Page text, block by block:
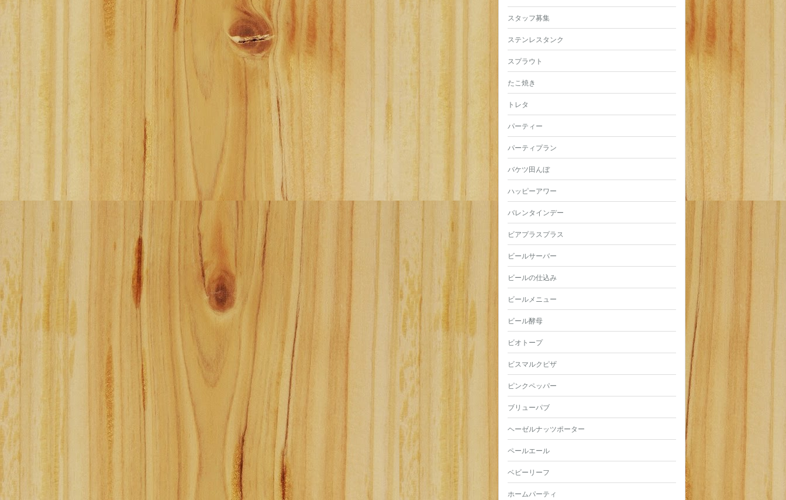
スタッフ募集
ステンレスタンク
スプラウト
たこ焼き
トレタ
パーティー
パーティプラン
バケツ田んぼ
ハッピーアワー
バレンタインデー
ビアプラスプラス
ビールサーバー
ビールの仕込み
ビールメニュー
ビール酵母
ビオトープ
ビスマルクピザ
ピンクペッパー
ブリューパブ
ヘーゼルナッツポーター
ペールエール
ベビーリーフ
ホームパーティ